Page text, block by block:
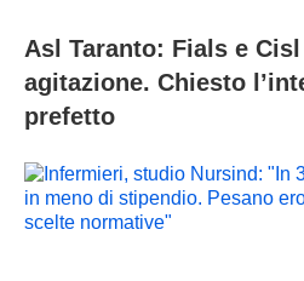
Asl Taranto: Fials e
agitazione. Chiesto
prefetto